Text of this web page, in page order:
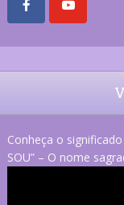
Conheça o significado
SOU” – O nome